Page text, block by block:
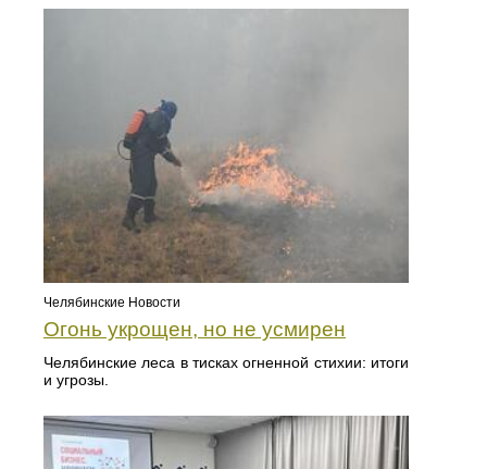
Челябинские Новости
Огонь укрощен, но не усмирен
Челябинские леса в тисках огненной стихии: итоги
и угрозы.